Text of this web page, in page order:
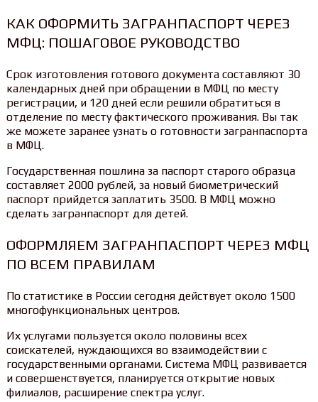
КАК ОФОРМИТЬ ЗАГРАНПАСПОРТ ЧЕРЕЗ
МФЦ: ПОШАГОВОЕ РУКОВОДСТВО
Срок изготовления готового документа составляют 30
календарных дней при обращении в МФЦ по месту
регистрации, и 120 дней если решили обратиться в
отделение по месту фактического проживания. Вы так
же можете заранее узнать о готовности загранпаспорта
в МФЦ.
Государственная пошлина за паспорт старого образца
составляет 2000 рублей, за новый биометрический
паспорт прийдется заплатить 3500. В МФЦ можно
сделать загранпаспорт для детей.
ОФОРМЛЯЕМ ЗАГРАНПАСПОРТ ЧЕРЕЗ МФЦ
ПО ВСЕМ ПРАВИЛАМ
По статистике в России сегодня действует около 1500
многофункциональных центров.
Их услугами пользуется около половины всех
соискателей, нуждающихся во взаимодействии с
государственными органами. Система МФЦ развивается
и совершенствуется, планируется открытие новых
филиалов, расширение спектра услуг.